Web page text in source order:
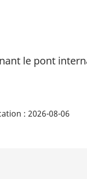
le pont
: 2026-08-06